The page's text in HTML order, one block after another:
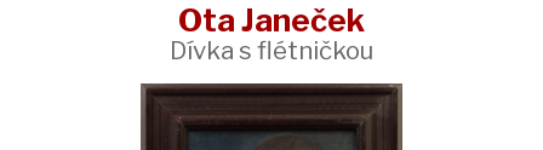
Ota Janeček
Dívka s flétničkou